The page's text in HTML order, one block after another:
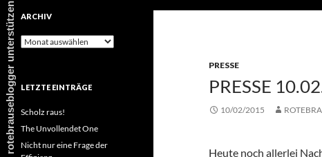
PRESSE
PRESSE
10/02/2015
Heute noch allerlei
ARCHIV
Archiv
LETZTE EINTRÄGE
Scholz raus!
The Unvollendet One
Nicht nur eine Frage der
rotebrauseblogger unterstützen